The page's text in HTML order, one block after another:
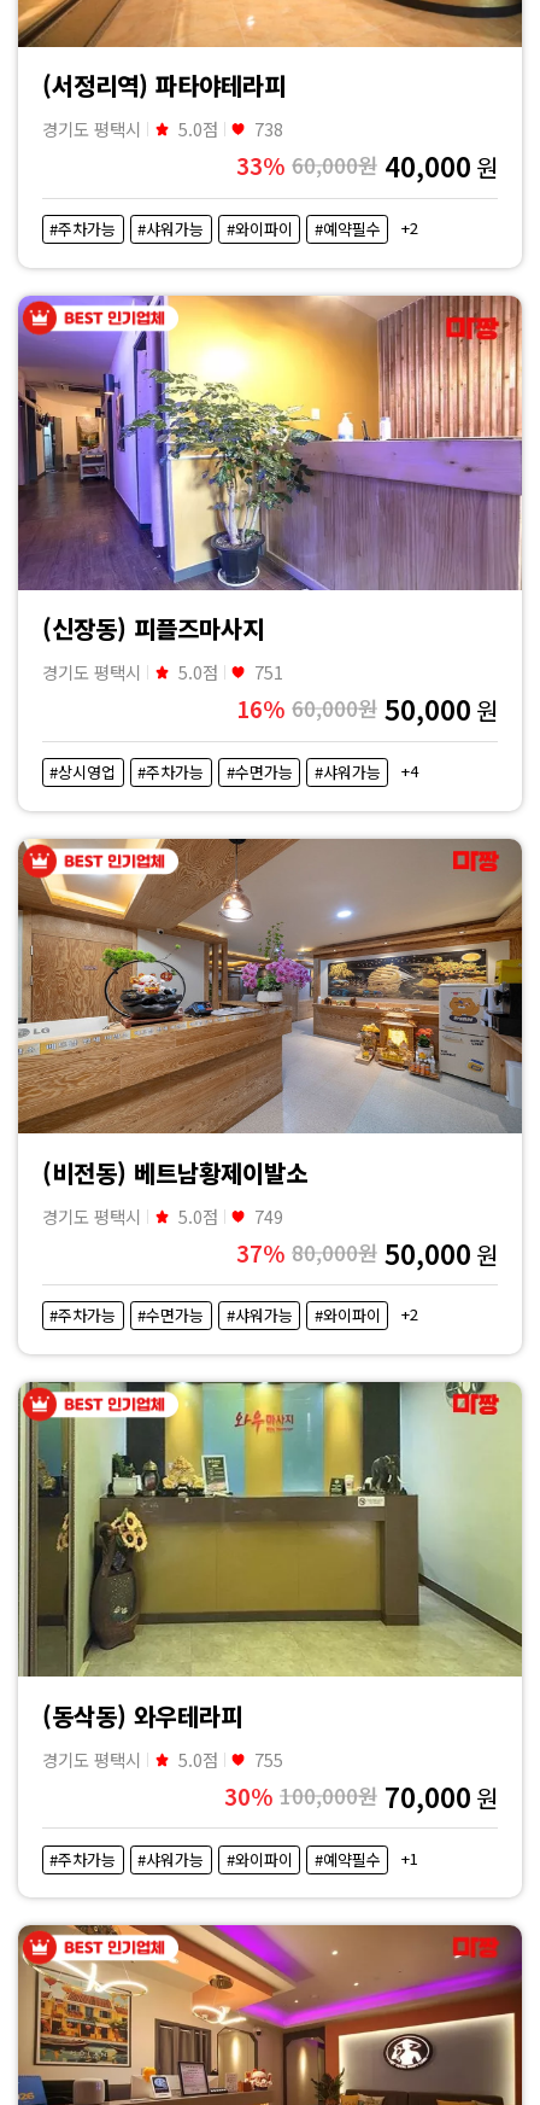
(서정리역) 파타야테라피
경기도 평택시 5.0점 738
33% 60,000원 40,000 원
#주차가능 #샤워가능 #와이파이 #예약필수 +2
(신장동) 피플즈마사지
경기도 평택시 5.0점 751
16% 60,000원 50,000 원
#상시영업 #주차가능 #수면가능 #샤워가능 +4
(비전동) 베트남황제이발소
경기도 평택시 5.0점 749
37% 80,000원 50,000 원
#주차가능 #수면가능 #샤워가능 #와이파이 +2
(동삭동) 와우테라피
경기도 평택시 5.0점 755
30% 100,000원 70,000 원
#주차가능 #샤워가능 #와이파이 #예약필수 +1